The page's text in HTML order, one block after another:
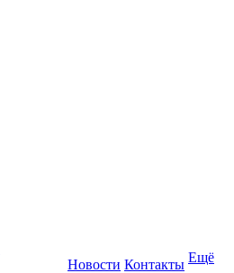
Новости Контакты Ещё